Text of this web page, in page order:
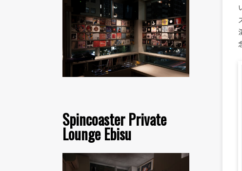
Spincoaster Private
Lounge Ebisu